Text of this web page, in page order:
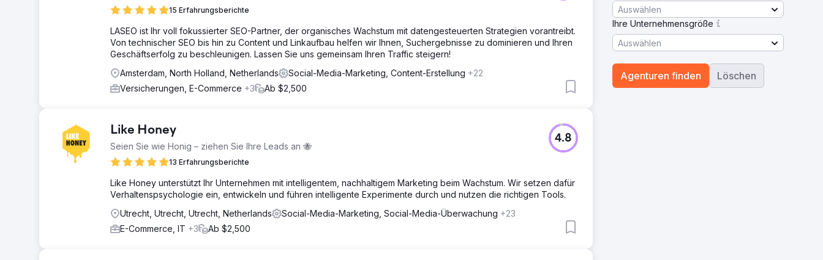
15 Erfahrungsberichte
LASEO ist Ihr voll fokussierter SEO-Partner, der organisches Wachstum mit datengesteuerten Strategien vorantreibt.
Von technischer SEO bis hin zu Content und Linkaufbau helfen wir Ihnen, Suchergebnisse zu dominieren und Ihren
Geschäftserfolg zu beschleunigen. Lassen Sie uns gemeinsam Ihren Traffic steigern!
Amsterdam, North Holland, Netherlands
Social-Media-Marketing, Content-Erstellung +22
Versicherungen, E-Commerce +3 Ab $2,500
Like Honey
Seien Sie wie Honig – ziehen Sie Ihre Leads an 🐝
13 Erfahrungsberichte
4.8
Like Honey unterstützt Ihr Unternehmen mit intelligentem, nachhaltigem Marketing beim Wachstum. Wir setzen dafür
Verhaltenspsychologie ein, entwickeln und führen intelligente Experimente durch und nutzen die richtigen Tools.
Utrecht, Utrecht, Utrecht, Netherlands
Social-Media-Marketing, Social-Media-Überwachung +23
E-Commerce, IT +3 Ab $2,500
Auswählen
Ihre Unternehmensgröße
Auswählen
Agenturen finden Löschen